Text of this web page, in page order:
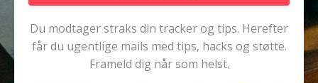
Du modtager straks din tracker og tips. Herefter
får du ugentlige mails med tips, hacks og støtte.
Frameld dig når som helst.